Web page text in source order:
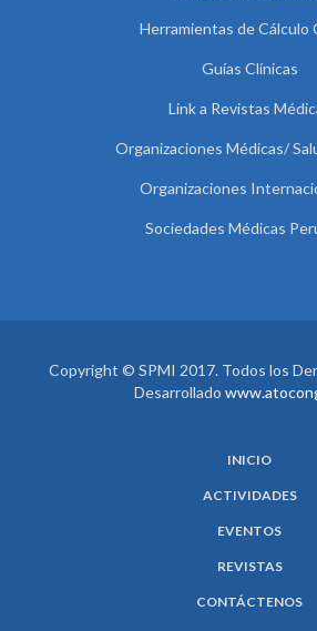
Herramientas de Cálculo
Guías Clínicas
Link a Revistas
Organizaciones Médicas/
Organizaciones
Sociedades Médicas
Copyright © SPMI 2017. Todos los
Desarrollado
INICIO
ACTIVIDADES
EVENTOS
REVISTAS
CONTÁCTENOS